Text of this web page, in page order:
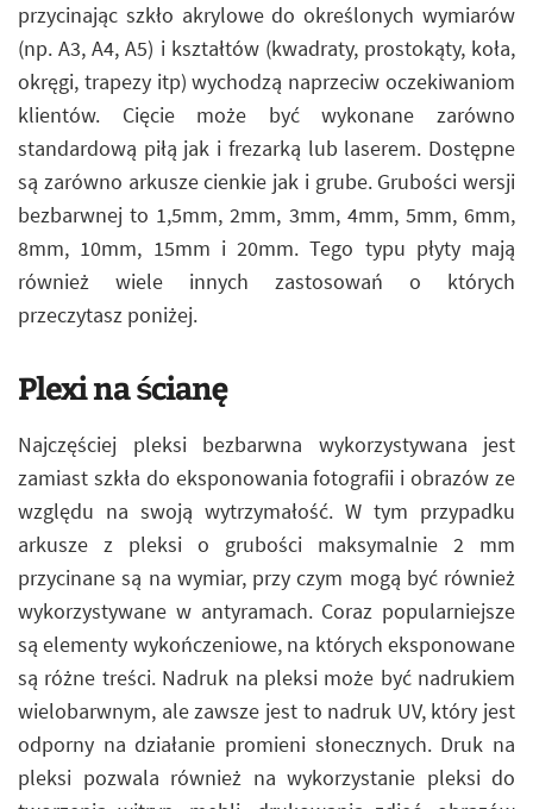
przycinając szkło akrylowe do określonych wymiarów
(np. A3, A4, A5) i kształtów (kwadraty, prostokąty, koła,
okręgi, trapezy itp) wychodzą naprzeciw oczekiwaniom
klientów. Cięcie może być wykonane zarówno
standardową piłą jak i frezarką lub laserem. Dostępne
są zarówno arkusze cienkie jak i grube. Grubości wersji
bezbarwnej to 1,5mm, 2mm, 3mm, 4mm, 5mm, 6mm,
8mm, 10mm, 15mm i 20mm. Tego typu płyty mają
również wiele innych zastosowań o których
przeczytasz poniżej.
Plexi na ścianę
Najczęściej pleksi bezbarwna wykorzystywana jest
zamiast szkła do eksponowania fotografii i obrazów ze
względu na swoją wytrzymałość. W tym przypadku
arkusze z pleksi o grubości maksymalnie 2 mm
przycinane są na wymiar, przy czym mogą być również
wykorzystywane w antyramach. Coraz popularniejsze
są elementy wykończeniowe, na których eksponowane
są różne treści. Nadruk na pleksi może być nadrukiem
wielobarwnym, ale zawsze jest to nadruk UV, który jest
odporny na działanie promieni słonecznych. Druk na
pleksi pozwala również na wykorzystanie pleksi do